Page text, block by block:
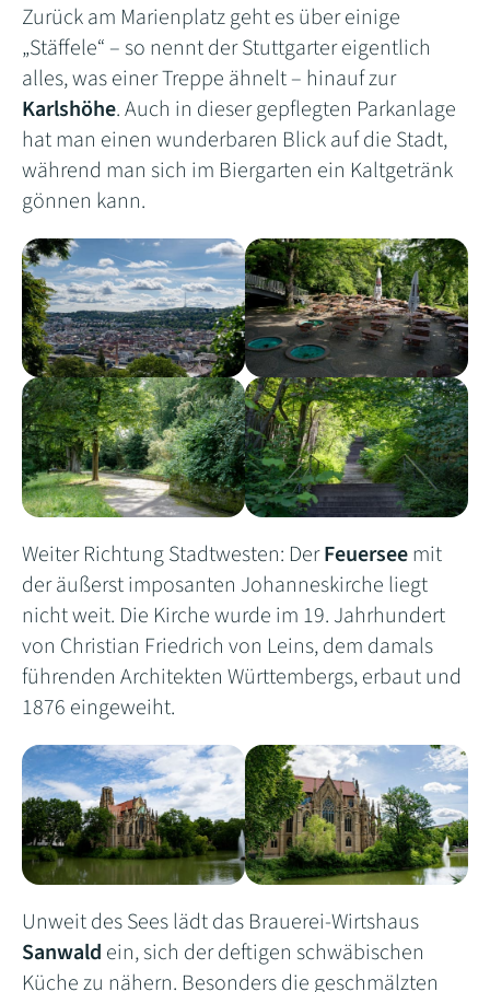
Zurück am Marienplatz geht es über einige
„Stäffele“ – so nennt der Stuttgarter eigentlich
alles, was einer Treppe ähnelt – hinauf zur
Karlshöhe. Auch in dieser gepflegten Parkanlage
hat man einen wunderbaren Blick auf die Stadt,
während man sich im Biergarten ein Kaltgetränk
gönnen kann.
Weiter Richtung Stadtwesten: DerFeuerseemit
der äußerst imposanten Johanneskirche liegt
nicht weit. Die Kirche wurde im 19. Jahrhundert
von Christian Friedrich von Leins, dem damals
führenden Architekten Württembergs, erbaut und
1876 eingeweiht.
Unweit des Sees lädt das Brauerei-Wirtshaus
Sanwald ein, sich der deftigen schwäbischen
Küche zu nähern. Besonders die geschmälzten